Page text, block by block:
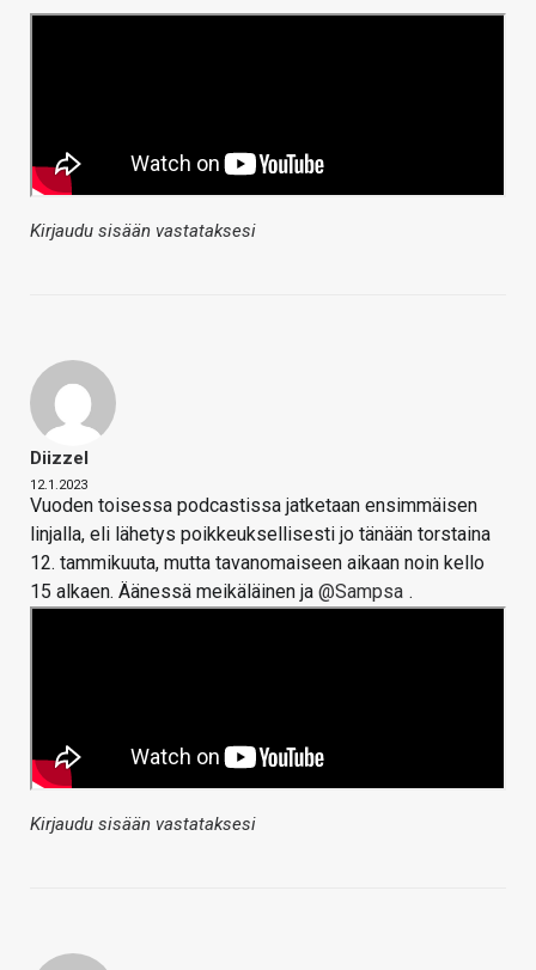
Kirjaudu sisään vastataksesi
Diizzel
12.1.2023
Vuoden toisessa podcastissa jatketaan ensimmäisen
linjalla, eli lähetys poikkeuksellisesti jo tänään torstaina
12. tammikuuta, mutta tavanomaiseen aikaan noin kello
15 alkaen. Äänessä meikäläinen ja @Sampsa .
Kirjaudu sisään vastataksesi